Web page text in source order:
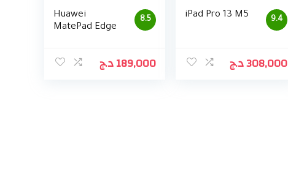
8.5
Huawei
MatePad Edge
189,000د.ج
9.4
iPad Pro 13 M5
308,000د.ج